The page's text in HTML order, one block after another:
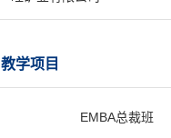
教学项目
EMBA总裁班